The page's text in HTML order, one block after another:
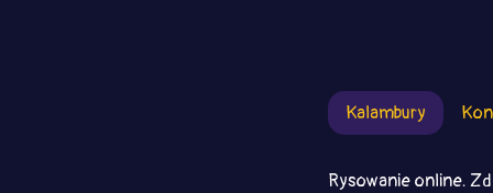
Kalambury
Rysowanie online.